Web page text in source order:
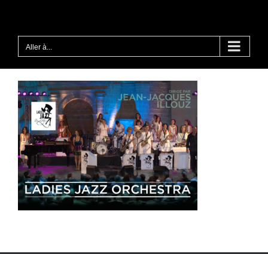
Aller à...